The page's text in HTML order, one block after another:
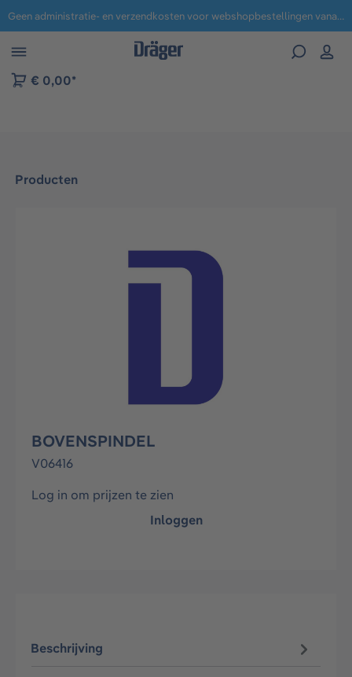
naar navigatie B2B-platform Geen administratie- en verzendkosten voor webshopbestellingen vanaf € 100,-.
€ 0,00*
Producten
Afbeeldingengalerij overslaan
BOVENSPINDEL
V06416
Log in om prijzen te zien
Inloggen
Beschrijving